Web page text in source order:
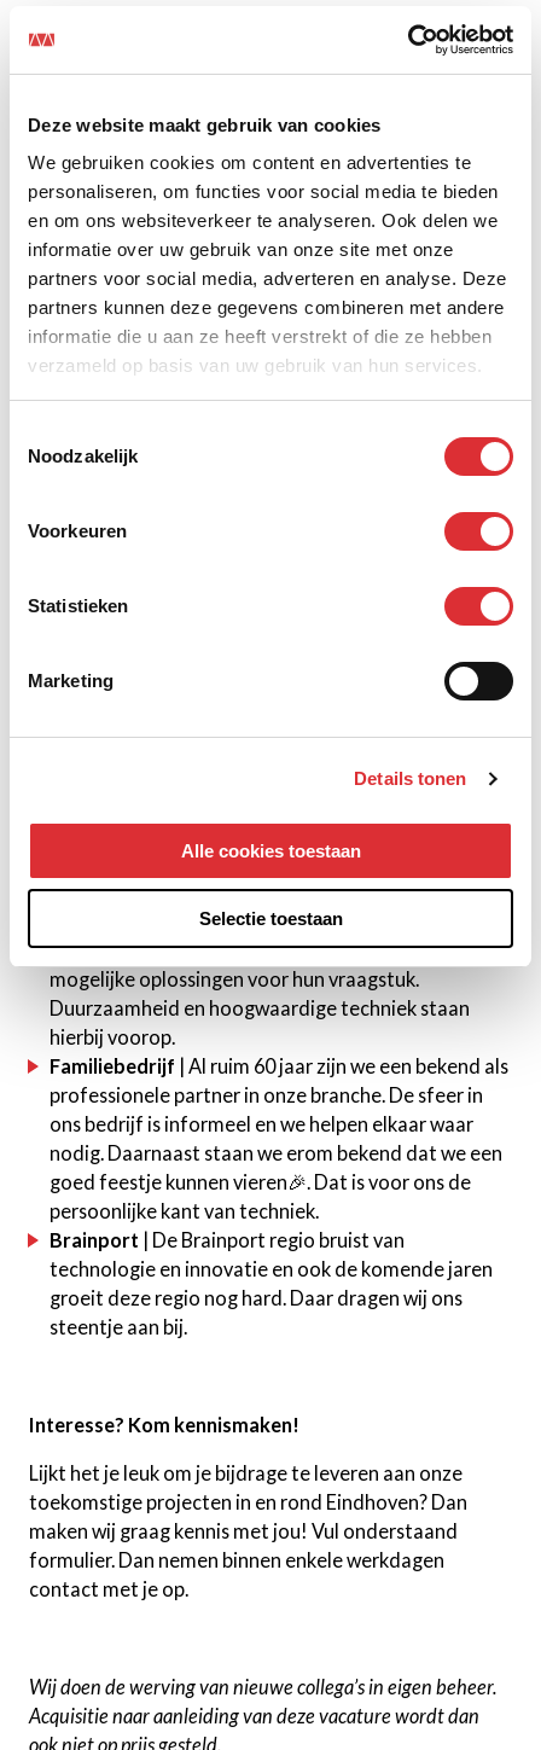
Deze website maakt gebruik van cookies
We gebruiken cookies om content en advertenties te
personaliseren, om functies voor social media te bieden
en om ons websiteverkeer te analyseren. Ook delen we
informatie over uw gebruik van onze site met onze
partners voor social media, adverteren en analyse. Deze
partners kunnen deze gegevens combineren met andere
informatie die u aan ze heeft verstrekt of die ze hebben
verzameld op basis van uw gebruik van hun services.
Noodzakelijk
Voorkeuren
Statistieken
Marketing
Details tonen
Alle cookies toestaan
Selectie toestaan
Ervaring met en interesse in logistiek/supply chain
management, opgedaan door middel van
werkervaring en opleiding.
zelfstandig, oplossingsgericht en verantwoordelijk.
Het zou fijn zijn als je al in bezit bent van VCA-
Leidinggevende. Heb je deze niet, dan ben je bereid
deze te halen.
Heftruckcertificaat: Voor het veilig bedienen van
intern transportmaterieel en het ondersteunen van
het team in piekperiodes.
NEN3140-certificaat: Voor het kunnen (laten)
uitvoeren van controles en keuringen op elektrisch
gereedschap en materieel conform de geldende
Dit biedt Mansveld (o.b.v. een fulltime dienstverband)
goed aansluit bij je kennis en ervaring, als richtlijn
noemen we zo tussen de € 2900 en € 3600 bruto per
Ieder jaar 25 verlofdagen en 13 adv-dagen.
| De wereld staat niet stil
opleidingen en cursussen.
Inspirerende projecten| Onze klanten werken graag
met ons samen in een partnership. Daarom kunnen
we vanaf de start meedenken over de best
mogelijke oplossingen voor hun vraagstuk.
Duurzaamheid en hoogwaardige techniek staan
hierbij voorop.
Familiebedrijf | Al ruim 60 jaar zijn we een bekend als
professionele partner in onze branche. De sfeer in
ons bedrijf is informeel en we helpen elkaar waar
nodig. Daarnaast staan we erom bekend dat we een
goed feestje kunnen vieren🎉. Dat is voor ons de
persoonlijke kant van techniek.
Brainport | De Brainport regio bruist van
technologie en innovatie en ook de komende jaren
groeit deze regio nog hard. Daar dragen wij ons
steentje aan bij.
Interesse? Kom kennismaken!
Lijkt het je leuk om je bijdrage te leveren aan onze
toekomstige projecten in en rond Eindhoven? Dan
maken wij graag kennis met jou! Vul onderstaand
formulier. Dan nemen binnen enkele werkdagen
contact met je op.
Wij doen de werving van nieuwe collega’s in eigen beheer.
Acquisitie naar aanleiding van deze vacature wordt dan
ook niet op prijs gesteld.